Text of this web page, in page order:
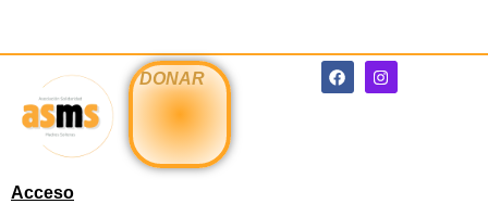
DONAR
F
a
I
n
Acceso